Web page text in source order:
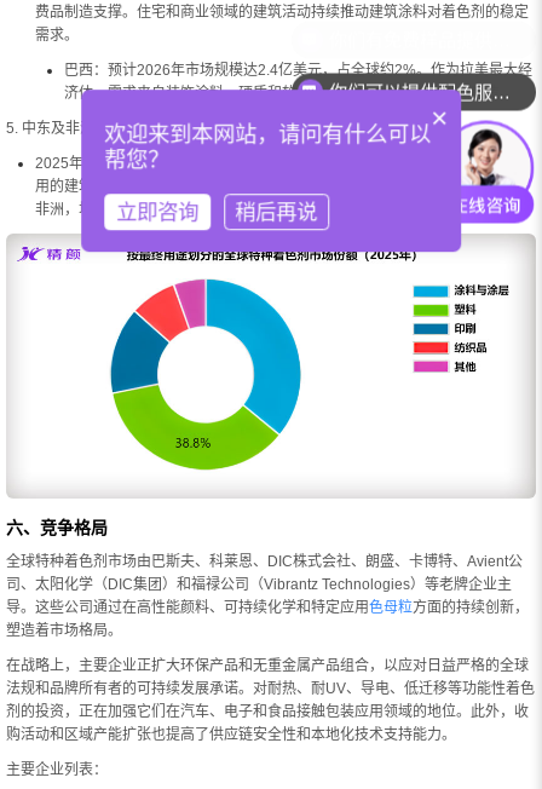
费品制造支撑。住宅和商业领域的建筑活动持续推动建筑涂料对着色剂的稳定
需求。
巴西：预计2026年市场规模达2.4亿美元，占全球约2%。作为拉美最大经
济体，需求来自装饰涂料、硬质和软质塑料包装、鞋材和消费品制造。
5. 中东及非洲：稳步扩张
2025年市场规模达4.0亿美元。在中东，需求与大型基础设施和房地产项目使
用的建筑涂料密切相关，严苛气候条件下的耐紫外线和热稳定性至关重要。在
非洲，增长较为平缓，主要受装饰涂料、基础包装形式和城市化进程支撑。
六、竞争格局
全球特种着色剂市场由巴斯夫、科莱恩、DIC株式会社、朗盛、卡博特、Avient公
司、太阳化学（DIC集团）和福禄公司（Vibrantz Technologies）等老牌企业主
导。这些公司通过在高性能颜料、可持续化学和特定应用色母粒方面的持续创新，
塑造着市场格局。
在战略上，主要企业正扩大环保产品和无重金属产品组合，以应对日益严格的全球
法规和品牌所有者的可持续发展承诺。对耐热、耐UV、导电、低迁移等功能性着色
剂的投资，正在加强它们在汽车、电子和食品接触包装应用领域的地位。此外，收
购活动和区域产能扩张也提高了供应链安全性和本地化技术支持能力。
主要企业列表：
你们可以提供配色服务吗？
×
欢迎来到本网站，请问有什么可以
帮您？
立即咨询 稍后再说